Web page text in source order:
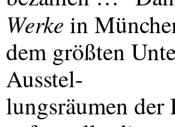
Werke in
dem größten
Ausstel-
lungsräumen